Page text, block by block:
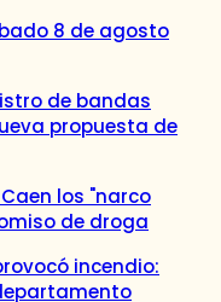
8 de agosto
de bandas
propuesta de
los "narco
de droga
incendio: